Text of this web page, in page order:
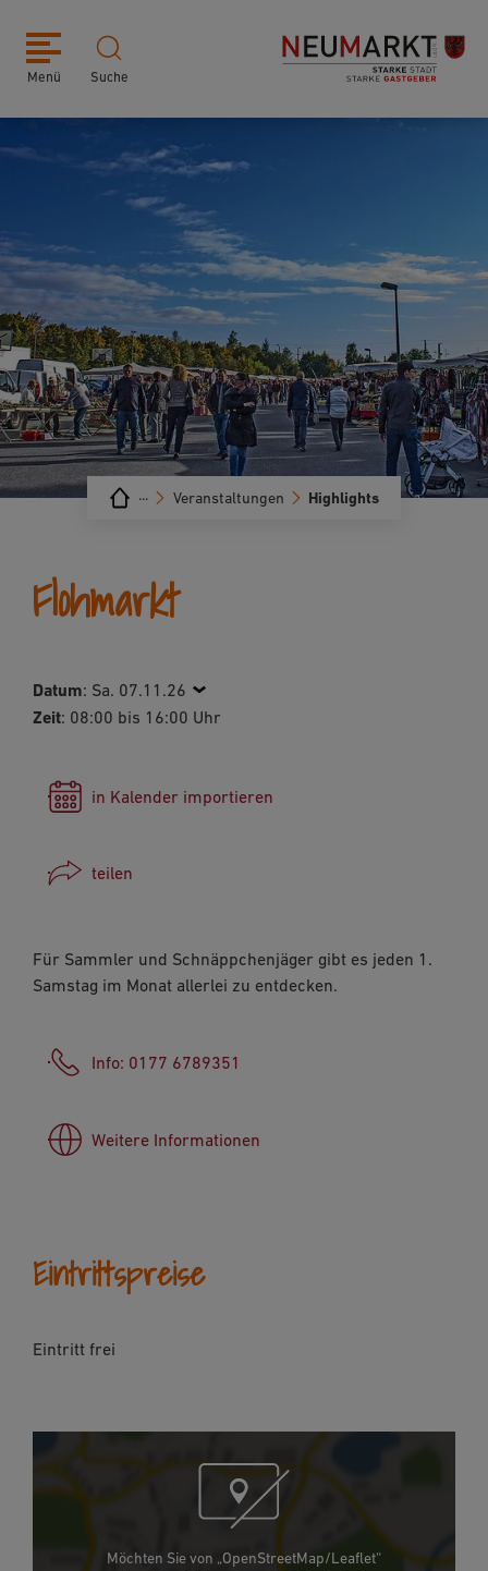
Menü Suche
Highlights
Veranstaltungen
···
Flohmarkt
Datum: Sa. 07.11.26
Zeit: 08:00 bis 16:00 Uhr
in Kalender importieren
teilen
WhatsApp
E-Mail
Für Sammler und Schnäppchenjäger gibt es jeden 1.
Samstag im Monat allerlei zu entdecken.
Info: 0177 6789351
Weitere Informationen
Eintrittspreise
Eintritt frei
Möchten Sie von „OpenStreetMap/Leaflet“